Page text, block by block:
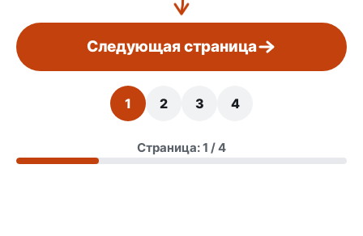
Следующая страница
1 2 3 4
Страница: 1 / 4